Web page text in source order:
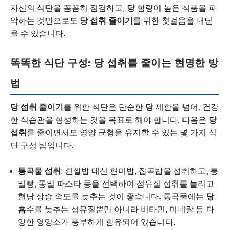
자신의 식단을 꼼꼼히 점검하고, 당함량이 높은 식품을 파
악하는 것만으로도 당 섭취 줄이기를 위한 첫걸음을 내딛
을 수 있습니다.
똑똑한 식단 구성: 당 섭취를 줄이는 현명한 방
법
당 섭취 줄이기를 위한 식단은 단순한 당제한을 넘어, 건강
한 식습관을 형성하는 것을 목표로 해야 합니다. 다음은 당
섭취를 줄이면서도 영양 균형을 유지할 수 있는 몇 가지 식
단 구성 팁입니다.
통곡물 섭취 : 흰쌀밥 대신 현미밥, 잡곡밥을 섭취하고, 통
밀빵, 통밀 파스타 등을 선택하여 섬유질 섭취를 늘리고
혈당 상승 속도를 늦추는 것이 좋습니다. 통곡물에는 당
흡수를 늦추는 섬유질뿐만 아니라 비타민, 미네랄 등 다
양한 영양소가 풍부하게 함유되어 있습니다.